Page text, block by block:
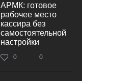
АРМК: готовое
рабочее место
кассира без
самостоятельной
настройки
0 0